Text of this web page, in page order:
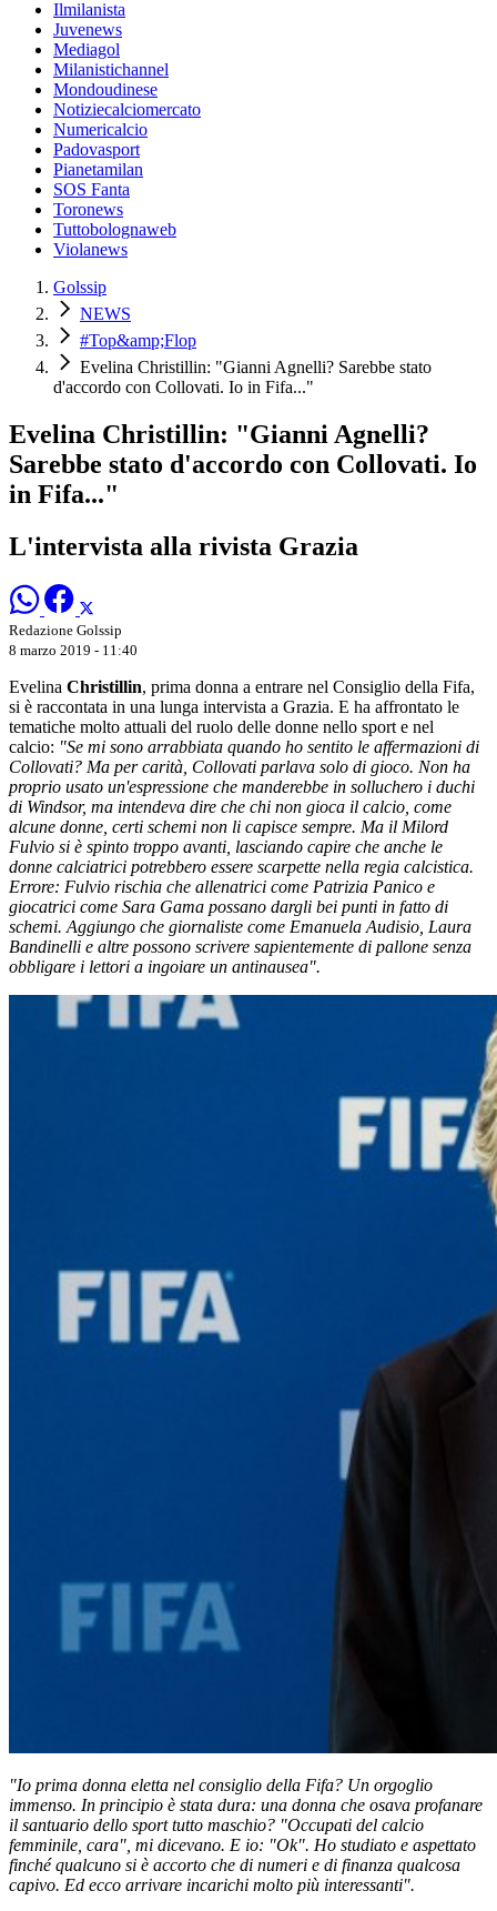
Ilmilanista
Juvenews
Mediagol
Milanistichannel
Mondoudinese
Notiziecalciomercato
Numericalcio
Padovasport
Pianetamilan
SOS Fanta
Toronews
Tuttobolognaweb
Violanews
Golssip
NEWS
#Top&amp;Flop
Evelina Christillin: "Gianni Agnelli? Sarebbe stato
d'accordo con Collovati. Io in Fifa..."
Evelina Christillin: "Gianni Agnelli?
Sarebbe stato d'accordo con Collovati. Io
in Fifa..."
L'intervista alla rivista Grazia
Redazione Golssip
8 marzo 2019 - 11:40
Evelina Christillin, prima donna a entrare nel Consiglio della Fifa,
si è raccontata in una lunga intervista a Grazia. E ha affrontato le
tematiche molto attuali del ruolo delle donne nello sport e nel
calcio: "Se mi sono arrabbiata quando ho sentito le affermazioni di
Collovati? Ma per carità, Collovati parlava solo di gioco. Non ha
proprio usato un'espressione che manderebbe in solluchero i duchi
di Windsor, ma intendeva dire che chi non gioca il calcio, come
alcune donne, certi schemi non li capisce sempre. Ma il Milord
Fulvio si è spinto troppo avanti, lasciando capire che anche le
donne calciatrici potrebbero essere scarpette nella regia calcistica.
Errore: Fulvio rischia che allenatrici come Patrizia Panico e
giocatrici come Sara Gama possano dargli bei punti in fatto di
schemi. Aggiungo che giornaliste come Emanuela Audisio, Laura
Bandinelli e altre possono scrivere sapientemente di pallone senza
obbligare i lettori a ingoiare un antinausea".
"Io prima donna eletta nel consiglio della Fifa? Un orgoglio
immenso. In principio è stata dura: una donna che osava profanare
il santuario dello sport tutto maschio? "Occupati del calcio
femminile, cara", mi dicevano. E io: "Ok". Ho studiato e aspettato
finché qualcuno si è accorto che di numeri e di finanza qualcosa
capivo. Ed ecco arrivare incarichi molto più interessanti".